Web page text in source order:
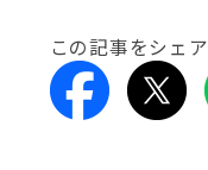
この記事をシェ